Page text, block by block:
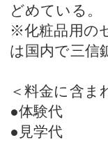
どめている。
※化粧品用の
は国内で三信
＜料金に含ま
●体験代
●見学代